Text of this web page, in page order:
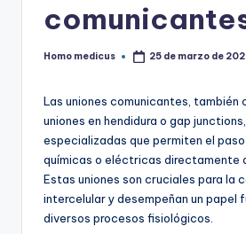
Publicado
Homo medicus 25 de marzo de
Las uniones comunicantes, también
uniones en hendidura o gap
especializadas que permiten el
químicas o eléctricas directamente
Estas uniones son cruciales para la
intercelular y desempeñan un papel
diversos procesos fisiológicos.